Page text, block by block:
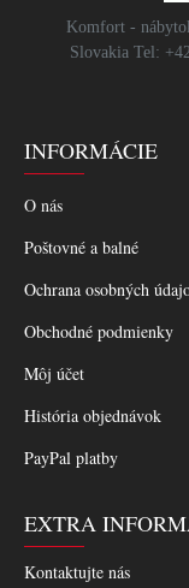
Komfort -
Slovakia Tel:
INFORMÁCIE
O nás
Poštovné a balné
Ochrana osobných
Obchodné podmienky
Môj účet
História objednávok
PayPal platby
EXTRA
Kontaktujte nás